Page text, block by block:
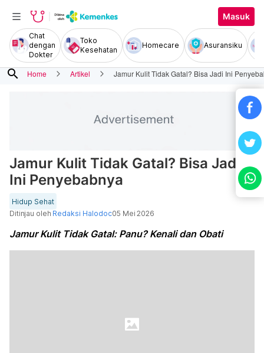
Masuk
Chat
dengan
Dokter
Toko
Kesehatan
Homecare Asuransiku
search Home Artikel Jamur Kulit Tidak Gatal? Bisa Jadi Ini
Jamur Kulit Tidak Gatal? Bisa Jadi
Ini Penyebabnya
Hidup Sehat
Ditinjau oleh Redaksi Halodoc05 Mei 2026
Jamur Kulit Tidak Gatal: Panu? Kenali dan Obati